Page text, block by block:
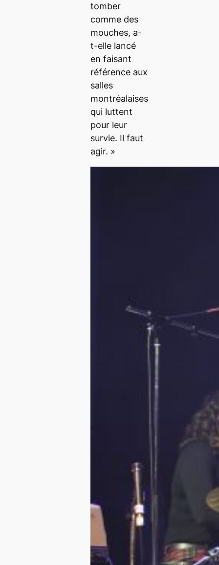
tomber
comme des
mouches, a-
t-elle lancé
en faisant
référence aux
salles
montréalaises
qui luttent
pour leur
survie. Il faut
agir. »